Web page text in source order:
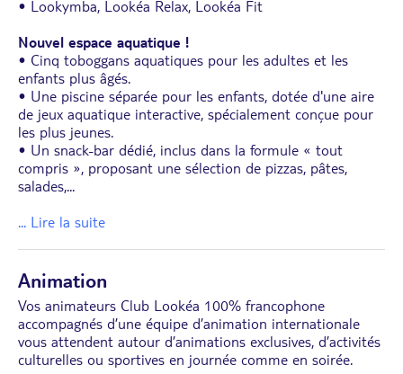
• Lookymba, Lookéa Relax, Lookéa Fit
Nouvel espace aquatique !
• Cinq toboggans aquatiques pour les adultes et les
enfants plus âgés.
• Une piscine séparée pour les enfants, dotée d'une aire
de jeux aquatique interactive, spécialement conçue pour
les plus jeunes.
• Un snack-bar dédié, inclus dans la formule « tout
compris », proposant une sélection de pizzas, pâtes,
salades,...
... Lire la suite
Animation
Vos animateurs Club Lookéa 100% francophone
accompagnés d’une équipe d’animation internationale
vous attendent autour d’animations exclusives, d’activités
culturelles ou sportives en journée comme en soirée.